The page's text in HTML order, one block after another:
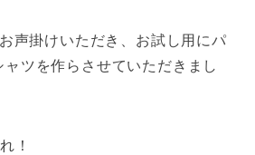
声掛けいただき、お試し用にパ
ツを作らさせていただきまし
！